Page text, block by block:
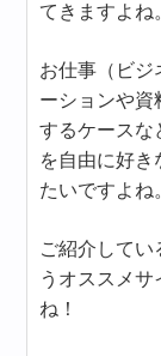
てきますよね
お仕事（ビジ
ーションや資
するケースな
を自由に好
たいですよね
ご紹介してい
うオススメ
ね！